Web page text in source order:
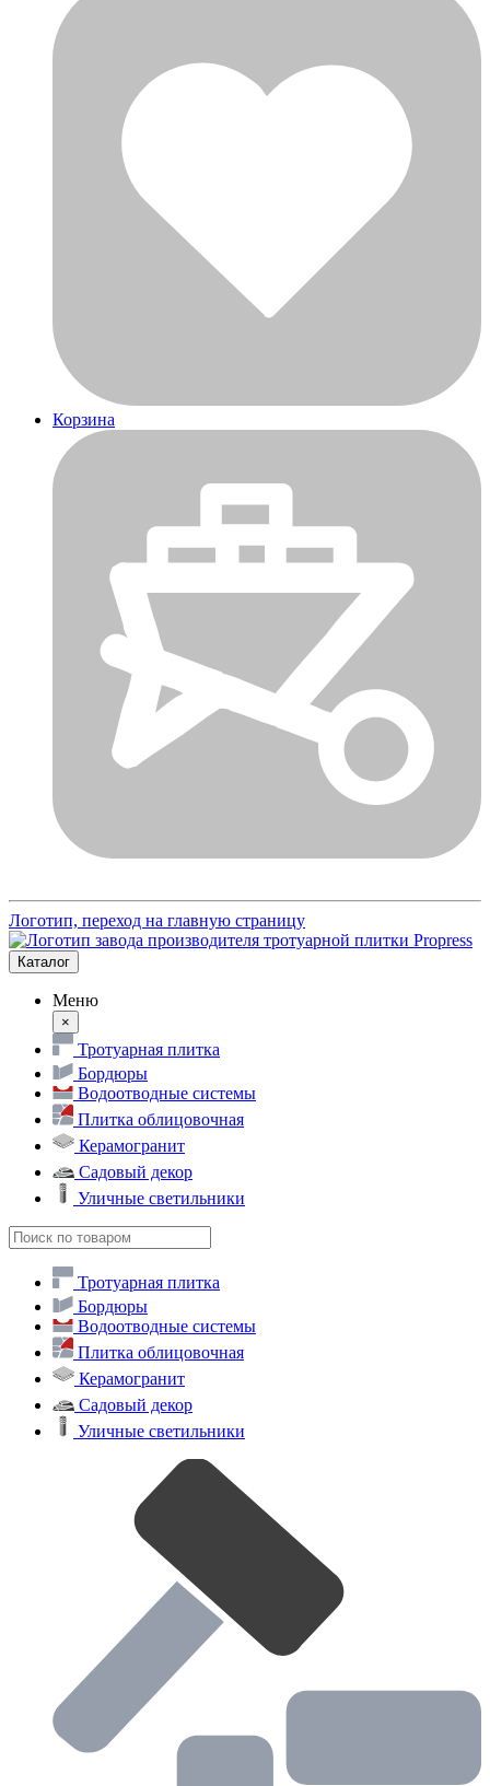
Корзина
Логотип, переход на главную страницу
Каталог
Меню
×
Тротуарная плитка
Бордюры
Водоотводные системы
Плитка облицовочная
Керамогранит
Садовый декор
Уличные светильники
Тротуарная плитка
Бордюры
Водоотводные системы
Плитка облицовочная
Керамогранит
Садовый декор
Уличные светильники